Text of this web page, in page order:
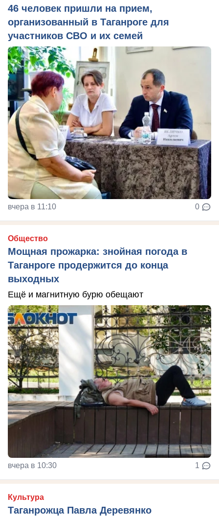
46 человек пришли на прием,
организованный в Таганроге для
участников СВО и их семей
вчера в 11:10 0
Общество
Мощная прожарка: знойная погода в
Таганроге продержится до конца
выходных
Ещё и магнитную бурю обещают
вчера в 10:30 1
Культура
Таганрожца Павла Деревянко